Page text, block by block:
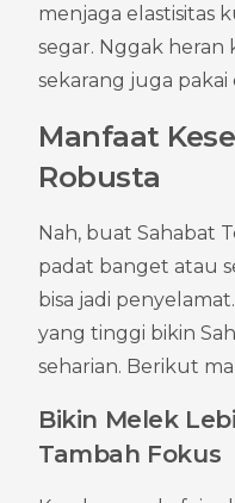
menjaga elastisitas
segar. Nggak heran
sekarang juga pakai
Manfaat
Robusta
Nah, buat Sahabat
padat banget atau
bisa jadi
yang tinggi bikin
seharian. Berikut
Bikin Melek
Tambah Fokus